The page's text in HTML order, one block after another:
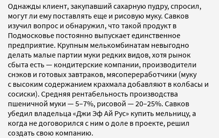
Однажды клиент, закупавший сахарную пудру, спросил,
могут ли ему поставлять еще и рисовую муку. Савков
изучил вопрос и обнаружил, что такой продукт в
Подмосковье постоянно выпускает единственное
предприятие. Крупным мелькомбинатам невыгодно
делать малые партии муки редких видов, хотя рынок
сбыта есть — кондитерские компании, производители
снэков и готовых завтраков, мясопереработчики (муку
с высоким содержанием крахмала добавляют в колбасы и
сосиски). Средняя рентабельность производства
пшеничной муки — 5–7%, рисовой — 20–25%. Савков
убедил владельца «Джи Эф Ай Рус» купить мельницу, а
когда не договорился с ним о доле в проекте, решил
создать свою компанию.